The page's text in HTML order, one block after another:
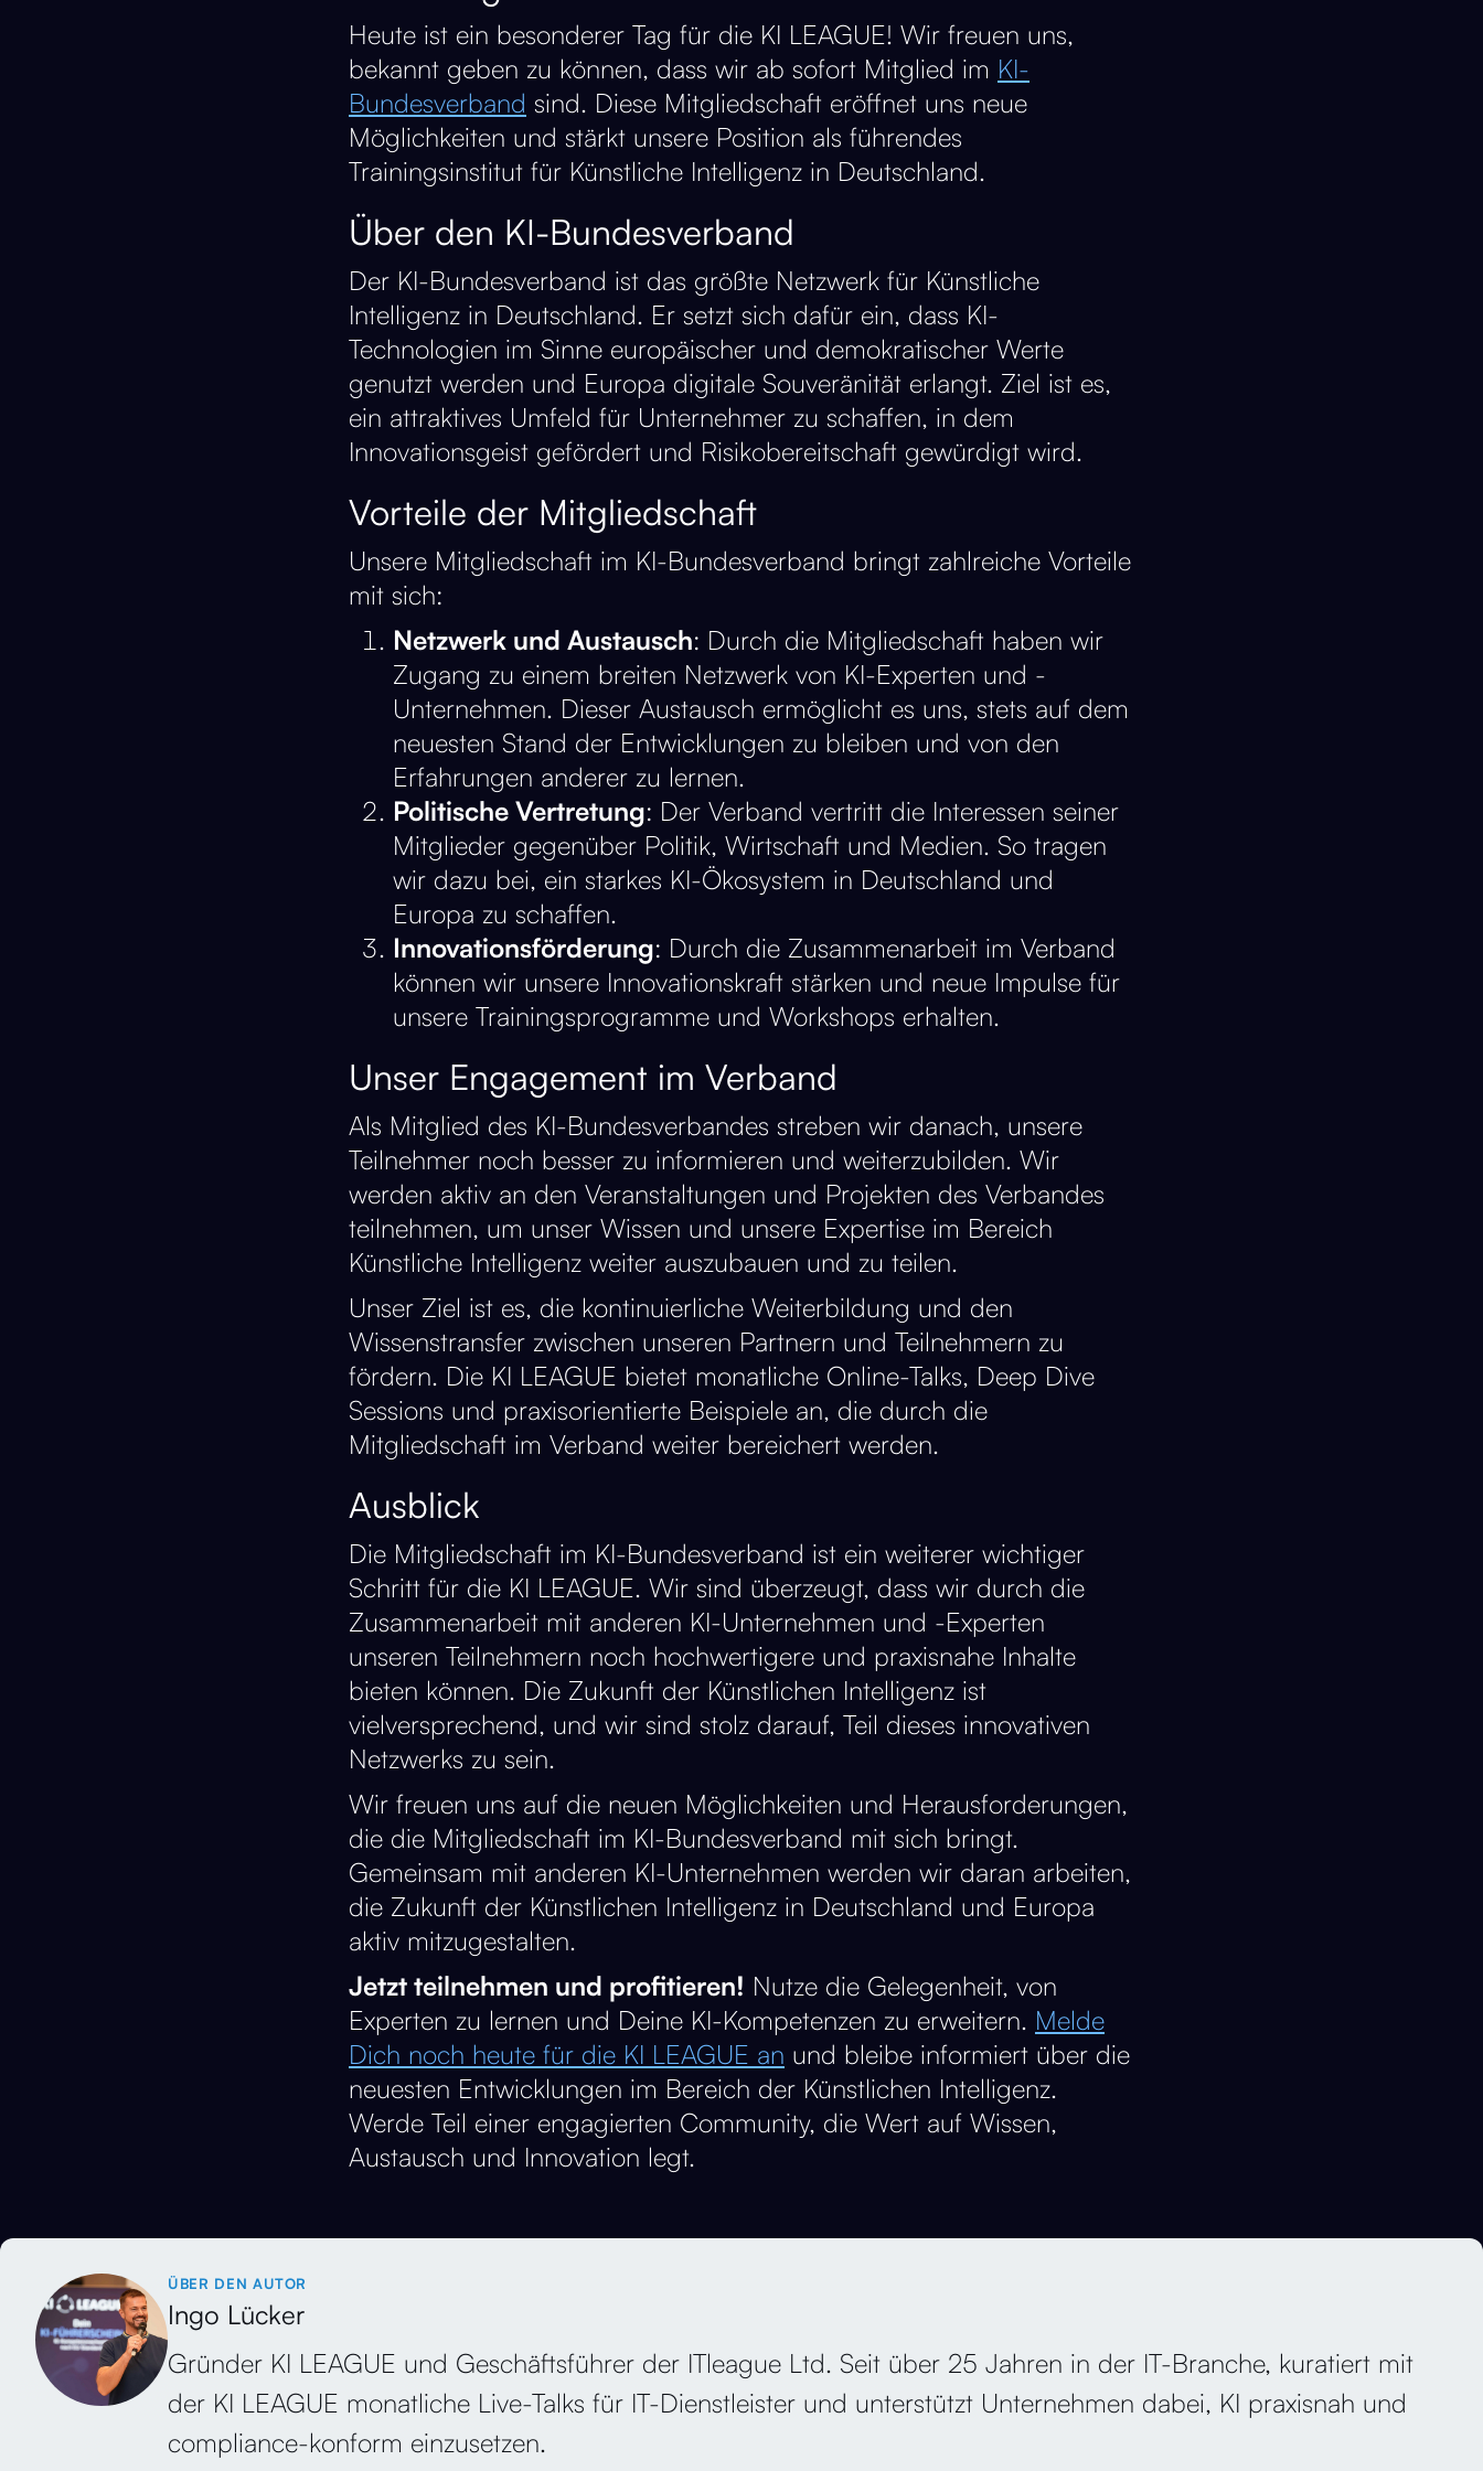
Heute ist ein besonderer Tag für die KI LEAGUE! Wir freuen uns,
bekannt geben zu können, dass wir ab sofort Mitglied im KI-
Bundesverband sind. Diese Mitgliedschaft eröffnet uns neue
Möglichkeiten und stärkt unsere Position als führendes
Trainingsinstitut für Künstliche Intelligenz in Deutschland.
Über den KI-Bundesverband
Der KI-Bundesverband ist das größte Netzwerk für Künstliche
Intelligenz in Deutschland. Er setzt sich dafür ein, dass KI-
Technologien im Sinne europäischer und demokratischer Werte
genutzt werden und Europa digitale Souveränität erlangt​​​​. Ziel ist es,
ein attraktives Umfeld für Unternehmer zu schaffen, in dem
Innovationsgeist gefördert und Risikobereitschaft gewürdigt wird.
Vorteile der Mitgliedschaft
Unsere Mitgliedschaft im KI-Bundesverband bringt zahlreiche Vorteile
mit sich:
Netzwerk und Austausch: Durch die Mitgliedschaft haben wir
Zugang zu einem breiten Netzwerk von KI-Experten und -
Unternehmen. Dieser Austausch ermöglicht es uns, stets auf dem
neuesten Stand der Entwicklungen zu bleiben und von den
Erfahrungen anderer zu lernen.
Politische Vertretung: Der Verband vertritt die Interessen seiner
Mitglieder gegenüber Politik, Wirtschaft und Medien. So tragen
wir dazu bei, ein starkes KI-Ökosystem in Deutschland und
Europa zu schaffen​​.
Innovationsförderung: Durch die Zusammenarbeit im Verband
können wir unsere Innovationskraft stärken und neue Impulse für
unsere Trainingsprogramme und Workshops erhalten​​.
Unser Engagement im Verband
Als Mitglied des KI-Bundesverbandes streben wir danach, unsere
Teilnehmer noch besser zu informieren und weiterzubilden. Wir
werden aktiv an den Veranstaltungen und Projekten des Verbandes
teilnehmen, um unser Wissen und unsere Expertise im Bereich
Künstliche Intelligenz weiter auszubauen und zu teilen.
Unser Ziel ist es, die kontinuierliche Weiterbildung und den
Wissenstransfer zwischen unseren Partnern und Teilnehmern zu
fördern. Die KI LEAGUE bietet monatliche Online-Talks, Deep Dive
Sessions und praxisorientierte Beispiele an, die durch die
Mitgliedschaft im Verband weiter bereichert werden​​.
Ausblick
Die Mitgliedschaft im KI-Bundesverband ist ein weiterer wichtiger
Schritt für die KI LEAGUE. Wir sind überzeugt, dass wir durch die
Zusammenarbeit mit anderen KI-Unternehmen und -Experten
unseren Teilnehmern noch hochwertigere und praxisnahe Inhalte
bieten können. Die Zukunft der Künstlichen Intelligenz ist
vielversprechend, und wir sind stolz darauf, Teil dieses innovativen
Netzwerks zu sein.
Wir freuen uns auf die neuen Möglichkeiten und Herausforderungen,
die die Mitgliedschaft im KI-Bundesverband mit sich bringt.
Gemeinsam mit anderen KI-Unternehmen werden wir daran arbeiten,
die Zukunft der Künstlichen Intelligenz in Deutschland und Europa
aktiv mitzugestalten.
Jetzt teilnehmen und profitieren! Nutze die Gelegenheit, von
Experten zu lernen und Deine KI-Kompetenzen zu erweitern. Melde
Dich noch heute für die KI LEAGUE an und bleibe informiert über die
neuesten Entwicklungen im Bereich der Künstlichen Intelligenz.
Werde Teil einer engagierten Community, die Wert auf Wissen,
Austausch und Innovation legt.
ÜBER DEN AUTOR
Ingo Lücker
Gründer KI LEAGUE und Geschäftsführer der ITleague Ltd. Seit über 25 Jahren in der IT-Branche, kuratiert mit
der KI LEAGUE monatliche Live-Talks für IT-Dienstleister und unterstützt Unternehmen dabei, KI praxisnah und
compliance-konform einzusetzen.